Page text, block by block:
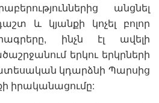
անցնել
և կյանքի կոչել բոլոր
ինչն էլ ավելի
երկու երկրների
կդարձնի Պարսից
իրականացումը: